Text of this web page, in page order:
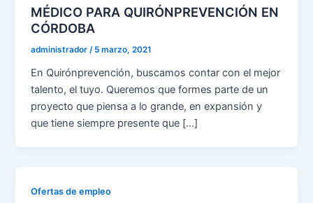
MÉDICO PARA QUIRÓNPREVENCIÓN EN
CÓRDOBA
administrador/ 5 marzo, 2021
En Quirónprevención, buscamos contar con el mejor
talento, el tuyo. Queremos que formes parte de un
proyecto que piensa a lo grande, en expansión y
que tiene siempre presente que […]
Ofertas de empleo